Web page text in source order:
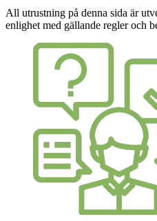
All utrustning på denna sida är
enlighet med gällande regler och